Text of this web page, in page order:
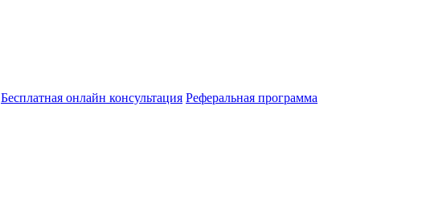
Бесплатная онлайн консультация Реферальная программа